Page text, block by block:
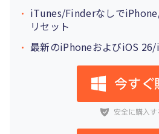
iTunes/Finderなしで
リセット
最新のiPhoneおよびiOS